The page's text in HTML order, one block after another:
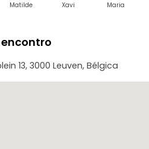
Matilde Xavi Maria
13, 3000 Leuven, Bélgica